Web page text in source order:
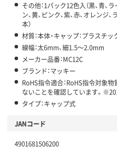
その他：1パック12色入（黒、青、
ン、黄、ピンク、紫、赤、オレンジ
本）
材質：本体・キャップ：プラスチッ
線幅：太6mm、細1.5～2.0mm
メーカー品番：MC12C
ブランド：マッキー
RoHS指令適合：RoHS指令対象
ないことを確認しています。
タイプ：キャップ式
JANコード
4901681506200